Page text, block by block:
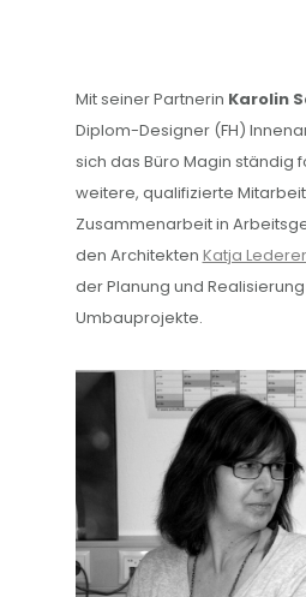
Mit seiner Partnerin Karolin
Diplom-Designer (FH)
sich das Büro Magin ständig
weitere, qualifizierte
Zusammenarbeit in
den Architekten Katja Lederer
der Planung und
Umbauprojekte.